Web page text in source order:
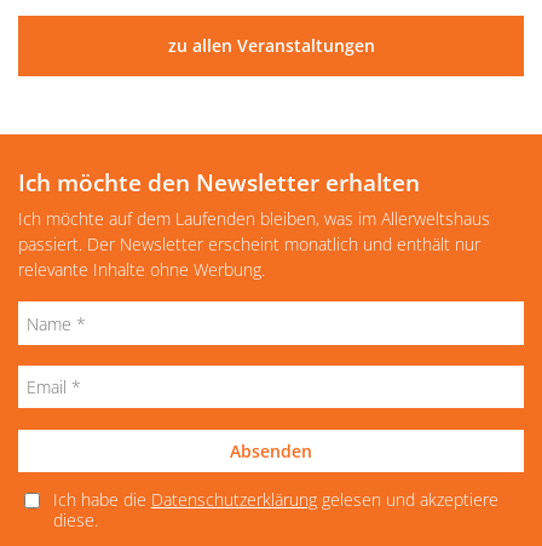
zu allen Veranstaltungen
Ich möchte den Newsletter erhalten
Ich möchte auf dem Laufenden bleiben, was im Allerweltshaus
passiert. Der Newsletter erscheint monatlich und enthält nur
relevante Inhalte ohne Werbung.
Absenden
Ich habe die Datenschutzerklärunggelesen und akzeptiere
diese.